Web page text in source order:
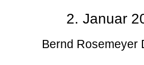
2. Januar
Bernd Rosemeyer